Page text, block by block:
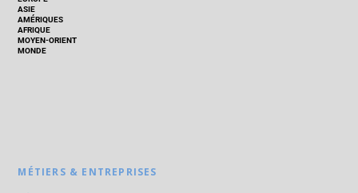
ASIE
AMÉRIQUES
AFRIQUE
MOYEN-ORIENT
MONDE
MÉTIERS & ENTREPRISES